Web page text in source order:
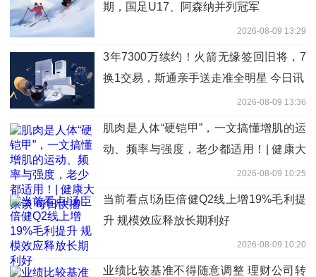
期，国足U17、阿森纳并列冠军
2026-08-09 13:29
3年7300万续约！火箭无缘签回旧将，7
换1交易，斯通亲手送走准全明星 今日讯
2026-08-09 13:36
肌肉是人体“硬铠甲”，一文搞懂增肌的运
动、频率与强度，老少都适用！| 健康大
2026-08-09 10:25
当前看点!汤臣倍健Q2线上增19%毛利提
升 规模效应释放长期利好
2026-08-09 10:20
业绩比较基准不得随意调整 理财公司转